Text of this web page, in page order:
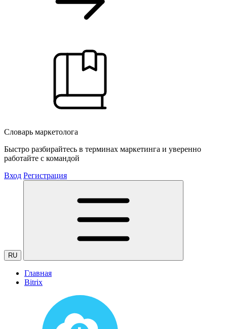
Словарь маркетолога
Быстро разбирайтесь в терминах маркетинга и уверенно
работайте с командой
Вход Регистрация
RU
Главная
Bitrix